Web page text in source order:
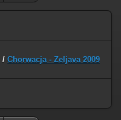
/ Chorwacja - Zeljava 2009